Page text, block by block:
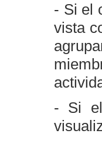
- Si el
vista
- Si el